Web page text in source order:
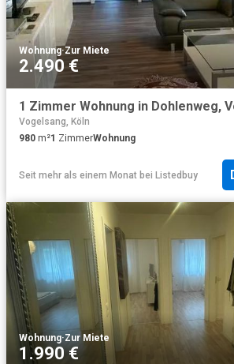
Wohnung·Zur Miete
2.490 €
1 Zimmer Wohnung in Dohlenweg,
Vogelsang, Köln
980 m²1 ZimmerWohnung
Seit mehr als einem Monat bei Listedbuy
Wohnung·Zur Miete
1.990 €